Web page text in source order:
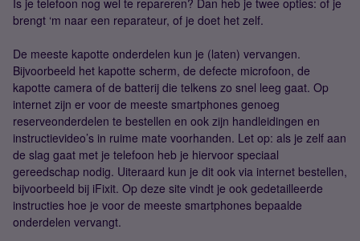
Is je telefoon nog wel te repareren? Dan heb je twee opties: of je
brengt ‘m naar een reparateur, of je doet het zelf.
De meeste kapotte onderdelen kun je (laten) vervangen.
Bijvoorbeeld het kapotte scherm, de defecte microfoon, de
kapotte camera of de batterij die telkens zo snel leeg gaat. Op
internet zijn er voor de meeste smartphones genoeg
reserveonderdelen te bestellen en ook zijn handleidingen en
instructievideo’s in ruime mate voorhanden. Let op: als je zelf aan
de slag gaat met je telefoon heb je hiervoor speciaal
gereedschap nodig. Uiteraard kun je dit ook via internet bestellen,
bijvoorbeeld bij iFixit. Op deze site vindt je ook gedetailleerde
instructies hoe je voor de meeste smartphones bepaalde
onderdelen vervangt.